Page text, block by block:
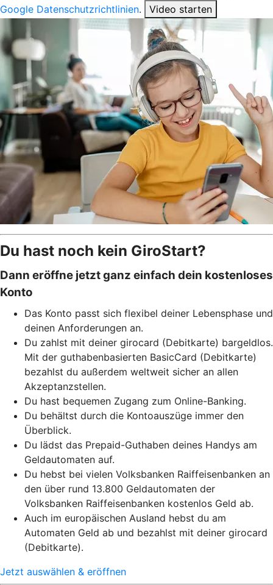
Google Datenschutzrichtlinien. Video starten
Du hast noch kein GiroStart?
Dann eröffne jetzt ganz einfach dein kostenloses
Konto
Das Konto passt sich flexibel deiner Lebensphase und
deinen Anforderungen an.
Du zahlst mit deiner girocard (Debitkarte) bargeldlos.
Mit der guthabenbasierten BasicCard (Debitkarte)
bezahlst du außerdem weltweit sicher an allen
Akzeptanzstellen.
Du hast bequemen Zugang zum Online-Banking.
Du behältst durch die Kontoauszüge immer den
Überblick.
Du lädst das Prepaid-Guthaben deines Handys am
Geldautomaten auf.
Du hebst bei vielen Volksbanken Raiffeisenbanken an
den über rund 13.800 Geldautomaten der
Volksbanken Raiffeisenbanken kostenlos Geld ab.
Auch im europäischen Ausland hebst du am
Automaten Geld ab und bezahlst mit deiner girocard
(Debitkarte).
Jetzt auswählen & eröffnen